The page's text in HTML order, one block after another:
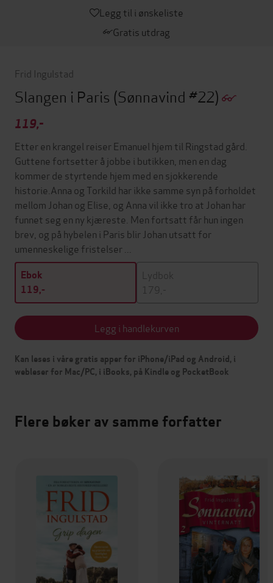
Legg til i ønskeliste
Gratis utdrag
Frid Ingulstad
Slangen i Paris (Sønnavind #22)
119,-
Etter en krangel reiser Emanuel hjem til Ringstad gård.
Guttene fortsetter å jobbe i butikken, men en dag
kommer de styrtende hjem med en sjokkerende
historie.Anna og Torkild har ikke samme syn på forholdet
mellom Johan og Elise, og Anna vil ikke tro at Johan har
funnet seg en ny kjæreste. Men fortsatt får hun ingen
brev, og på hybelen i Paris blir Johan utsatt for
umenneskelige fristelser ...
Ebok
119,-
Lydbok
179,-
Legg i handlekurven
Kan leses i våre gratis apper for iPhone/iPad og Android, i
webleser for Mac/PC, i iBooks, på Kindle og PocketBook
Flere bøker av samme forfatter